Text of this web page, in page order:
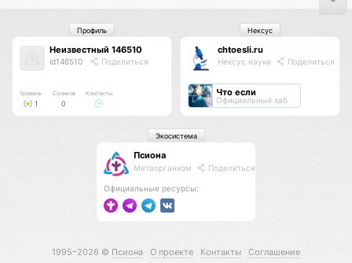
Неизвестный 146510
id146510 Поделиться
Уровень
1
Соликов
0
Контакты
Профиль
chtoesli.ru
Нексус науки Поделиться
Что если
Официальный хаб
Нексус
Псиона
Метаорганизм Поделиться
Официальные ресурсы:
Экосистема
1995–2026 © Псиона О проекте Контакты Соглашение